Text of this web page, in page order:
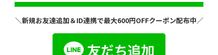
＼新規お友達追加＆ID連携で最大600円OFFクーポン配布中／